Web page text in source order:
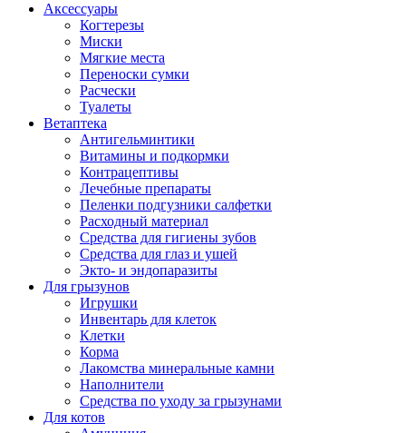
Аксессуары
Когтерезы
Миски
Мягкие места
Переноски сумки
Расчески
Туалеты
Ветаптека
Антигельминтики
Витамины и подкормки
Контрацептивы
Лечебные препараты
Пеленки подгузники салфетки
Расходный материал
Средства для гигиены зубов
Средства для глаз и ушей
Экто- и эндопаразиты
Для грызунов
Игрушки
Инвентарь для клеток
Клетки
Корма
Лакомства минеральные камни
Наполнители
Средства по уходу за грызунами
Для котов